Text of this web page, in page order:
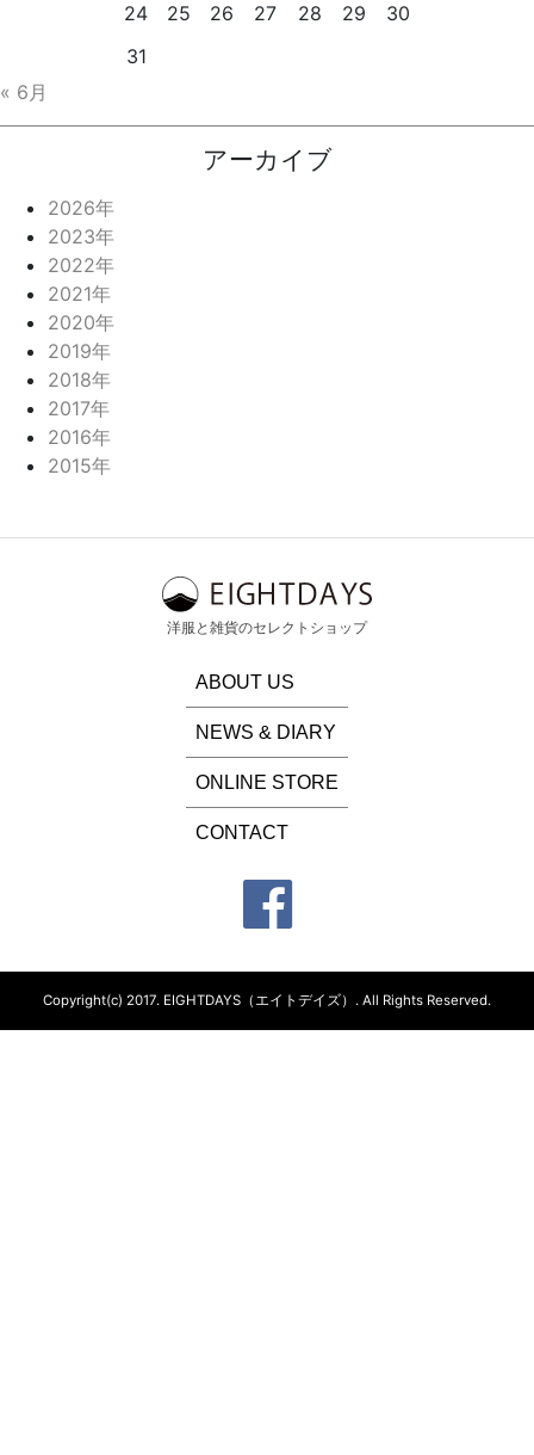
24
25 26 27 28 29
30
31
« 6月
アーカイブ
2026年
2023年
2022年
2021年
2020年
2019年
2018年
2017年
2016年
2015年
洋服と雑貨のセレクトショップ
ABOUT US
NEWS & DIARY
ONLINE STORE
CONTACT
Copyright(c) 2017. EIGHTDAYS（エイトデイズ）. All Rights Reserved.